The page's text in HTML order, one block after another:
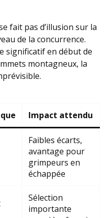
fait pas d’illusion sur la
de la concurrence.
significatif en début de
montagneux, la
Impact attendu
Faibles écarts,
avantage pour
grimpeurs en
échappée
Sélection
importante